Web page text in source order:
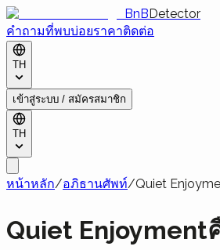
BnBDetector
คำถามที่พบบ่อยราคาติดต่อ
TH
เข้าสู่ระบบ / สมัครสมาชิก
TH
หน้าหลัก/อภิธานศัพท์/Quiet
Quiet Enjoyment